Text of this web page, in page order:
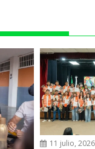
m
11 julio, 2026